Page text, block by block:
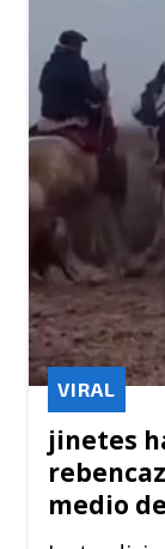
jinetes
medio
VIRAL